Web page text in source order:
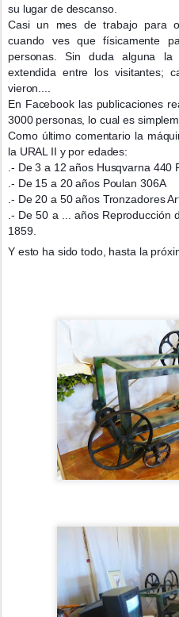
su lugar de descanso.
Casi un mes de trabajo para
cuando ves que físicamente
personas. Sin duda alguna
extendida entre los visitantes;
vieron....
En Facebook las publicaciones
3000 personas, lo cual es
Como último comentario la
la URAL II y por edades:
.- De 3 a 12 años Husqvarna 440
.- De 15 a 20 años Poulan 306A
.- De 20 a 50 años Tronzadores
.- De 50 a ... años Reproducción
1859.
Y esto ha sido todo, hasta la